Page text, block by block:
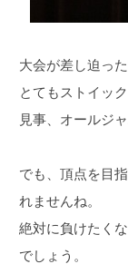
大会が差し迫っ
とてもストイッ
見事、オールジ
でも、頂点を目
れませんね。
絶対に負けたく
でしょう。